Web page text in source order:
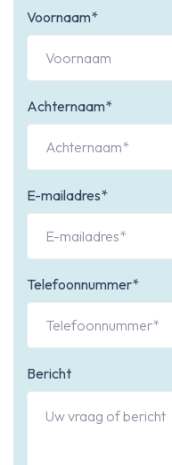
Voornaam*
Achternaam*
E-mailadres*
Telefoonnummer*
Bericht